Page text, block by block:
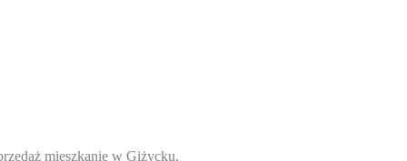
mieszkanie w Giżycku.